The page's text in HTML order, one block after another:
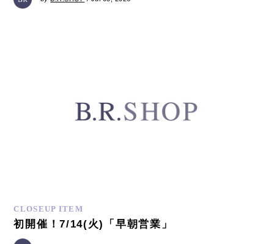
CLOSEUP ITEM
初開催！7/14(火)「早朝営業」